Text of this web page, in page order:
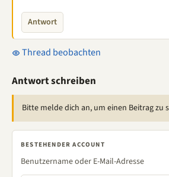
Antwort
Thread beobachten
Antwort schreiben
Bitte melde dich an, um einen Beitrag zu
BESTEHENDER ACCOUNT
Benutzername oder E-Mail-Adresse